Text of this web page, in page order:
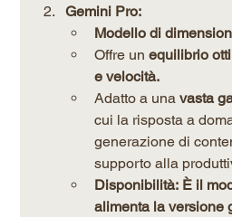
Gemini Pro:
Modello di
Offre un equilibrio
e velocità.
Adatto a una vasta
cui la risposta a
generazione di
supporto alla
Disponibilità: È il
alimenta la versione